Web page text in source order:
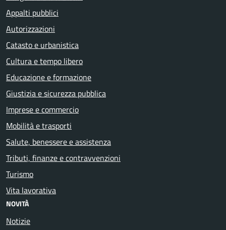
Appalti pubblici
Autorizzazioni
Catasto e urbanistica
Cultura e tempo libero
Educazione e formazione
Giustizia e sicurezza pubblica
Imprese e commercio
Mobilità e trasporti
Salute, benessere e assistenza
Tributi, finanze e contravvenzioni
Turismo
Vita lavorativa
NOVITÀ
Notizie